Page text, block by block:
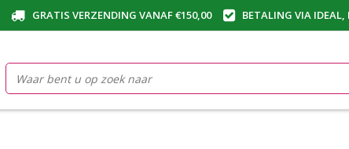
GRATIS VERZENDING VANAF €150,00 BETALING VIA